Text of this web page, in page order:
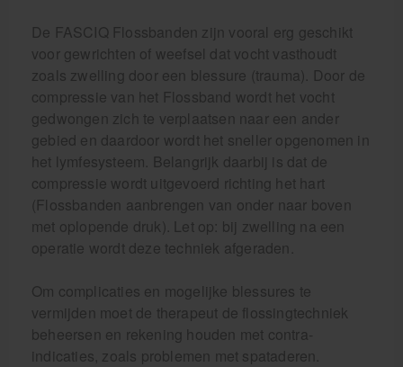
De FASCIQ Flossbanden zijn vooral erg geschikt
voor gewrichten of weefsel dat vocht vasthoudt
zoals zwelling door een blessure (trauma). Door de
compressie van het Flossband wordt het vocht
gedwongen zich te verplaatsen naar een ander
gebied en daardoor wordt het sneller opgenomen in
het lymfesysteem. Belangrijk daarbij is dat de
compressie wordt uitgevoerd richting het hart
(Flossbanden aanbrengen van onder naar boven
met oplopende druk). Let op: bij zwelling na een
operatie wordt deze techniek afgeraden.
Om complicaties en mogelijke blessures te
vermijden moet de therapeut de flossingtechniek
beheersen en rekening houden met contra-
indicaties, zoals problemen met spataderen.